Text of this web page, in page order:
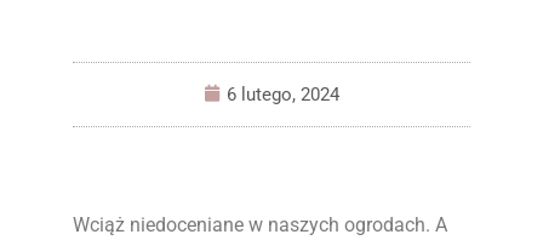
6 lutego, 2024
Wciąż niedoceniane w naszych ogrodach. A